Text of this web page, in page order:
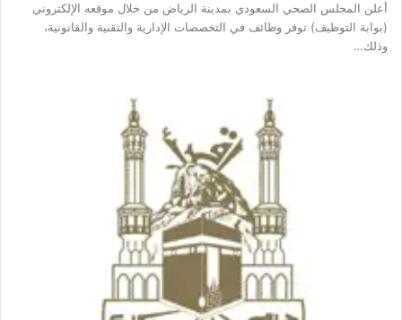
أعلن المجلس الصحي السعودي بمدينة الرياض من خلال موقعه الإلكتروني
(بوابة التوظيف) توفر وظائف في التخصصات الإدارية والتقنية والقانونية،
وذلك…